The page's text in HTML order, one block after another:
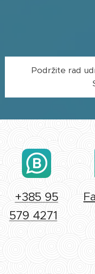
Podržite rad
+385 95
579 4271